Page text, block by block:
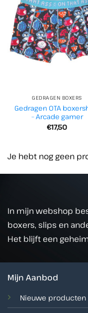
GEDRAGEN BOXERS
Gedragen OTA
– Arcade gamer
€17,50
Je hebt nog geen
In mijn webshop
boxers, slips en
Het blijft een
Mijn Aanbod
Nieuwe producten